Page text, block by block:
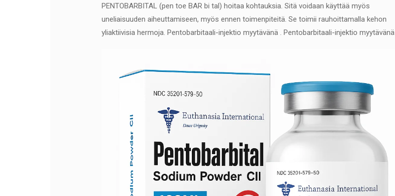
PENTOBARBITAL (pen toe BAR bi tal) hoitaa kohtauksia. Sitä voidaan käyttää myös
uneliaisuuden aiheuttamiseen, myös ennen toimenpiteitä. Se toimii rauhoittamalla kehon
yliaktiivisia hermoja. Pentobarbitaali-injektio myytävänä . Pentobarbitaali-injektio myytävänä